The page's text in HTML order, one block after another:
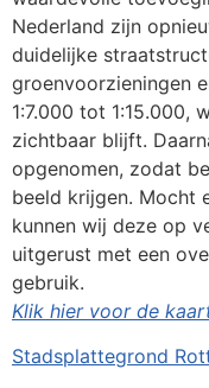
Nederland zijn
duidelijke
groenvoorzieningen
1:7.000 tot 1:15.000,
zichtbaar blijft.
opgenomen, zodat
beeld krijgen. Mocht
kunnen wij deze op
uitgerust met een
gebruik.
Klik hier voor de
Stadsplattegrond